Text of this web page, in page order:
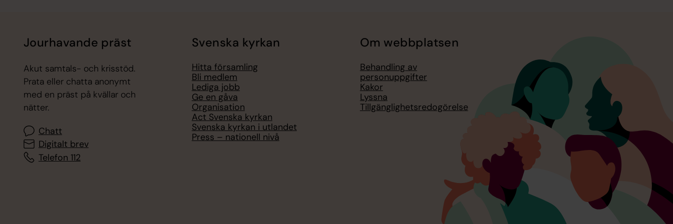
Jourhavande präst
Akut samtals- och krisstöd.
Prata eller chatta anonymt
med en präst på kvällar och
nätter.
Chatt
Digitalt brev
Telefon 112
Svenska kyrkan
Hitta församling
Bli medlem
Lediga jobb
Ge en gåva
Organisation
Act Svenska kyrkan
Svenska kyrkan i utlandet
Press – nationell nivå
Om webbplatsen
Behandling av
personuppgifter
Kakor
Lyssna
Tillgänglighetsredogörelse